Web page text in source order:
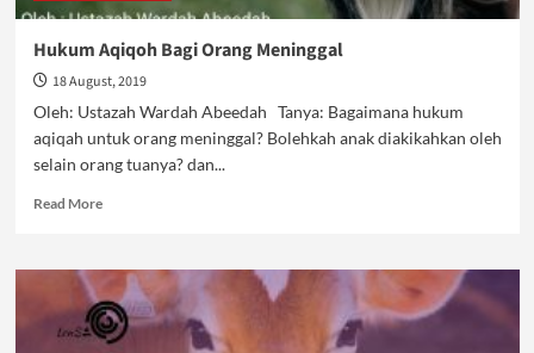
Hukum Aqiqoh Bagi Orang Meninggal
18 August, 2019
Oleh: Ustazah Wardah Abeedah Tanya: Bagaimana hukum
aqiqah untuk orang meninggal? Bolehkah anak diakikahkan oleh
selain orang tuanya? dan...
Read MoreRead
Hukum
Aqiqoh
Bagi
Orang